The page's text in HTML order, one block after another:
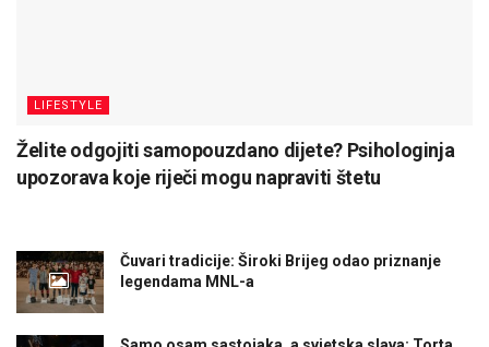
LIFESTYLE
Želite odgojiti samopouzdano dijete? Psihologinja
upozorava koje riječi mogu napraviti štetu
Čuvari tradicije: Široki Brijeg odao priznanje
legendama MNL-a